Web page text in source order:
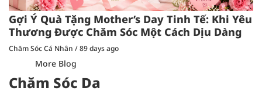
Gợi Ý Quà Tặng Mother’s Day Tinh Tế: Khi Yêu
Thương Được Chăm Sóc Một Cách Dịu Dàng
Chăm Sóc Cá Nhân /89 days ago
More Blog
Chăm Sóc Da